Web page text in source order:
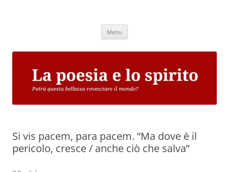
Menu
Si vis pacem, para pacem. “Ma dove è il
pericolo, cresce / anche ciò che salva”